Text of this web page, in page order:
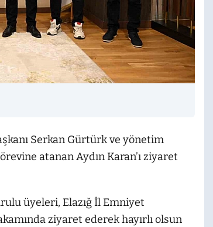
Serkan Gürtürk ve yönetim
atanan Aydın Karan’ı ziyaret
üyeleri, Elazığ İl Emniyet
ziyaret ederek hayırlı olsun